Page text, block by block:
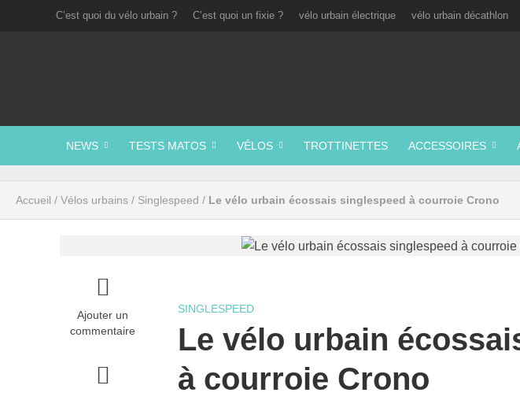
C’est quoi du vélo urbain ? C’est quoi un fixie ? vélo urbain électrique vélo urbain décathlon
NEWS TESTS MATOS VÉLOS TROTTINETTES ACCESSOIRES
Accueil / Vélos urbains / Singlespeed / Le vélo urbain écossais singlespeed à courroie Crono
Ajouter un
commentaire
SINGLESPEED
Le vélo urbain
à courroie Crono